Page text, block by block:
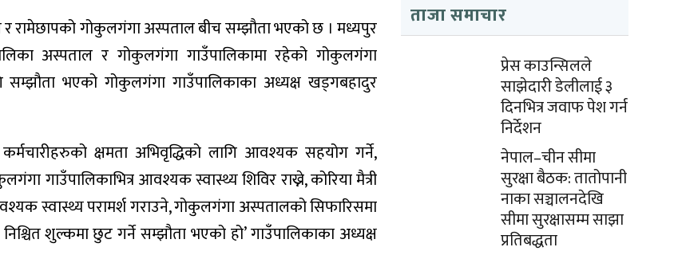
रामेछापको गोकुलगंगा अस्पताल बीच सम्झौता भएको छ । मध्यपुर
अस्पताल र गोकुलगंगा गाउँपालिकामा रहेको गोकुलगंगा
भएको गोकुलगंगा गाउँपालिकाका अध्यक्ष खड्गबहादुर
क्षमता अभिवृद्धिको लागि आवश्यक सहयोग गर्ने,
गाउँपालिकाभित्र आवश्यक स्वास्थ्य शिविर राख्ने, कोरिया मैत्री
स्वास्थ्य परामर्श गराउने, गोकुलगंगा अस्पतालको सिफारिसमा
शुल्कमा छुट गर्ने सम्झौता भएको हो’ गाउँपालिकाका अध्यक्ष
ताजा समाचार
प्रेस काउन्सिलले
साझेदारी डेलीलाई ३
दिनभित्र जवाफ पेश गर्न
निर्देशन
नेपाल–चीन सीमा
सुरक्षा बैठक: तातोपानी
नाका सञ्चालनदेखि
सीमा सुरक्षासम्म साझा
प्रतिबद्धता